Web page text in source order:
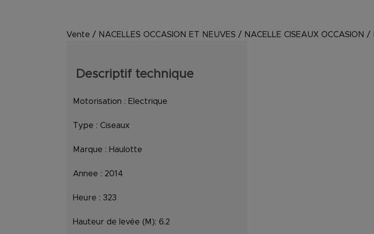
Vente / NACELLES OCCASION ET NEUVES / NACELLE CISEAUX OCCASION /
Descriptif technique
Motorisation : Electrique
Type : Ciseaux
Marque : Haulotte
Annee : 2014
Heure : 323
Hauteur de levée (M): 6.2